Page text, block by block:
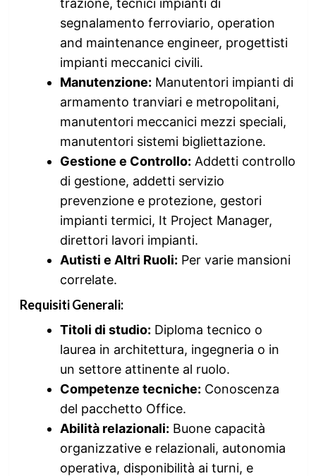
trazione, tecnici impianti di
segnalamento ferroviario, operation
and maintenance engineer, progettisti
impianti meccanici civili.
Manutenzione: Manutentori impianti di
armamento tranviari e metropolitani,
manutentori meccanici mezzi speciali,
manutentori sistemi bigliettazione.
Gestione e Controllo: Addetti controllo
di gestione, addetti servizio
prevenzione e protezione, gestori
impianti termici, It Project Manager,
direttori lavori impianti.
Autisti e Altri Ruoli: Per varie mansioni
correlate.
Requisiti Generali:
Titoli di studio: Diploma tecnico o
laurea in architettura, ingegneria o in
un settore attinente al ruolo.
Competenze tecniche: Conoscenza
del pacchetto Office.
Abilità relazionali: Buone capacità
organizzative e relazionali, autonomia
operativa, disponibilità ai turni, e